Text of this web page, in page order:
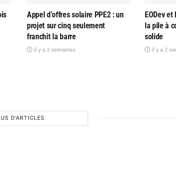
Appel d’offres solaire PPE2 : un
projet sur cinq seulement
franchit la barre
il y a 2 semaines
EODev
la pile à
solide
il y a 2
D'ARTICLES